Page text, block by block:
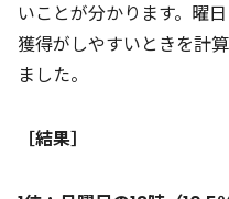
いことが分かります。曜
獲得がしやすいときを計
ました。
［結果］